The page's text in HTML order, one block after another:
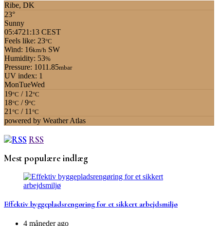
Ribe, DK
23°
Sunny
05:4721:13 CEST
Feels like: 23°C
Wind: 16km/h SW
Humidity: 53%
Pressure: 1011.85mbar
UV index: 1
MonTueWed
19°C / 12°C
18°C / 9°C
21 °C / 11 °C
powered by Weather Atlas
RSS
Mest populære indlæg
Effektiv byggepladsrengøring for et sikkert arbejdsmiljø
4 måneder ago